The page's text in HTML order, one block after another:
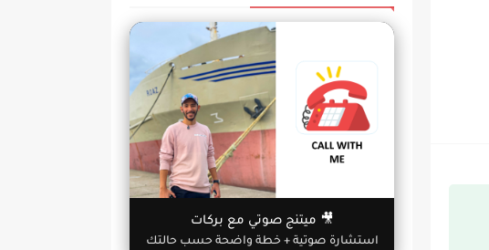
🎥 ميتنج صوتي مع بركات
استشارة صوتية + خطة واضحة حسب حالتك